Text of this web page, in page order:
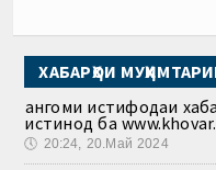
ХАБАРҲОИ
Ҳангоми истифодаи
истинод ба
🕔 20:24, 20.Май 2024